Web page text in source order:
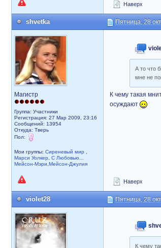
Наверх
shvetka Пятница, 28
Магистр
Группа: Участники
Регистрация: 27 Мар 2009, 23:16
Сообщений: 13954
Откуда: Тверь
Пол:
Мои группы: Сиреневый мир
Марси Уолкер
С Любовью...
Мейсон-Мэри,Мейсон-Джулия
А то что
мне не
К чему такая
осуждают
Наверх
violet28 Пятница, 28
К чему